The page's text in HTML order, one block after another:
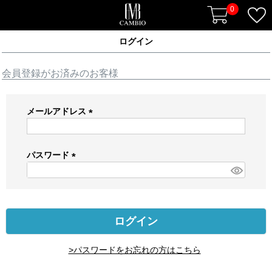
0
ログイン
会員登録がお済みのお客様
メールアドレス
)
パスワード
)
ログイン
>パスワードをお忘れの方はこちら